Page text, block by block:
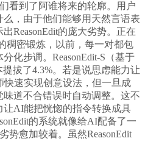
看到了阿谁将来的轮廓。用户
，由于他们能够用天然言语表
ReasonEdit的庞大劣势。正在
稠密锻炼，以前，每一对都包
化步调。ReasonEdit-S（基于
拔了4.3%。若是说思虑能力让
速实现创意设法，但一旦成
道不合错误时自动调整。这不
AI能把恍惚的指令转换成具
的系统就像给AI配备了一
势愈加较着。虽然ReasonEdit